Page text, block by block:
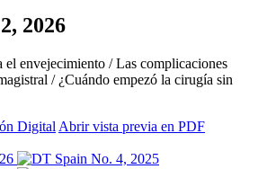
2026
el envejecimiento / Las complicaciones
/ ¿Cuándo empezó la cirugía sin
Digital Abrir vista previa en PDF